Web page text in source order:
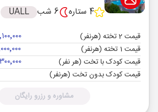
4 ستاره
6 شب UALL
قیمت 2 تخته (هرنفر)
قیمت 1 تخته (هرنفر)
قیمت کودک با تخت (هر نفر)
قیمت کودک بدون تخت (هرنفر)
مشاوره و رزرو رایگان